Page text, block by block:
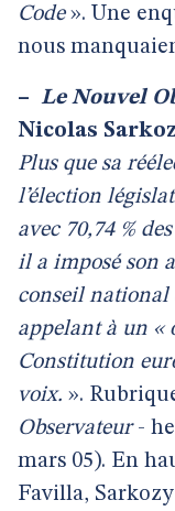
Code». Une
nous
– Le Nouvel
Nicolas
Plus que sa
l’élection
avec 70,74 %
il a imposé son
conseil national
appelant à un «
Constitution
voix. ».
Observateur-
mars 05). En
Favilla,